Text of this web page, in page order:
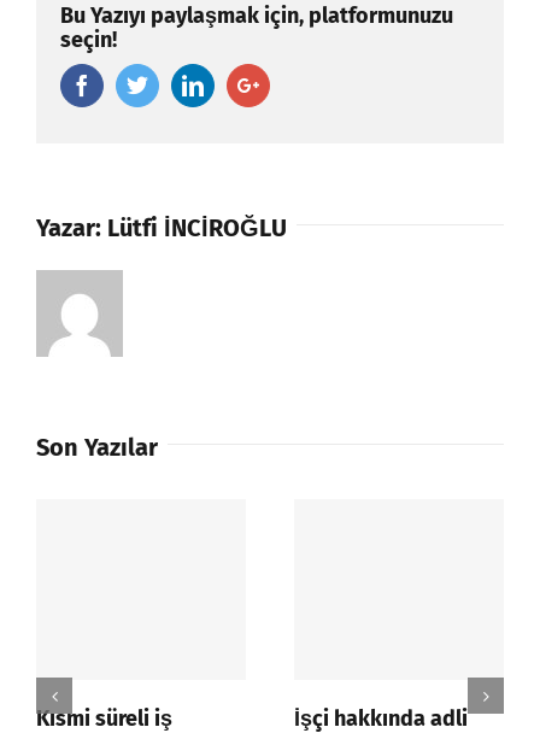
Bu Yazıyı paylaşmak için, platformunuzu
seçin!
FacebookTwitterLinkedinGoogle+
Yazar: Lütfi İNCİROĞLU
Son Yazılar
Kısmi süreli iş
İşçi hakkında adli